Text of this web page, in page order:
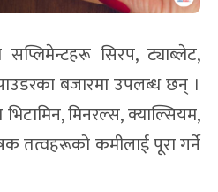
सप्लिमेन्टहरू सिरप, ट्याब्लेट,
बजारमा उपलब्ध छन् ।
मिनरल्स, क्याल्सियम,
तत्वहरूको कमीलाई पूरा गर्ने